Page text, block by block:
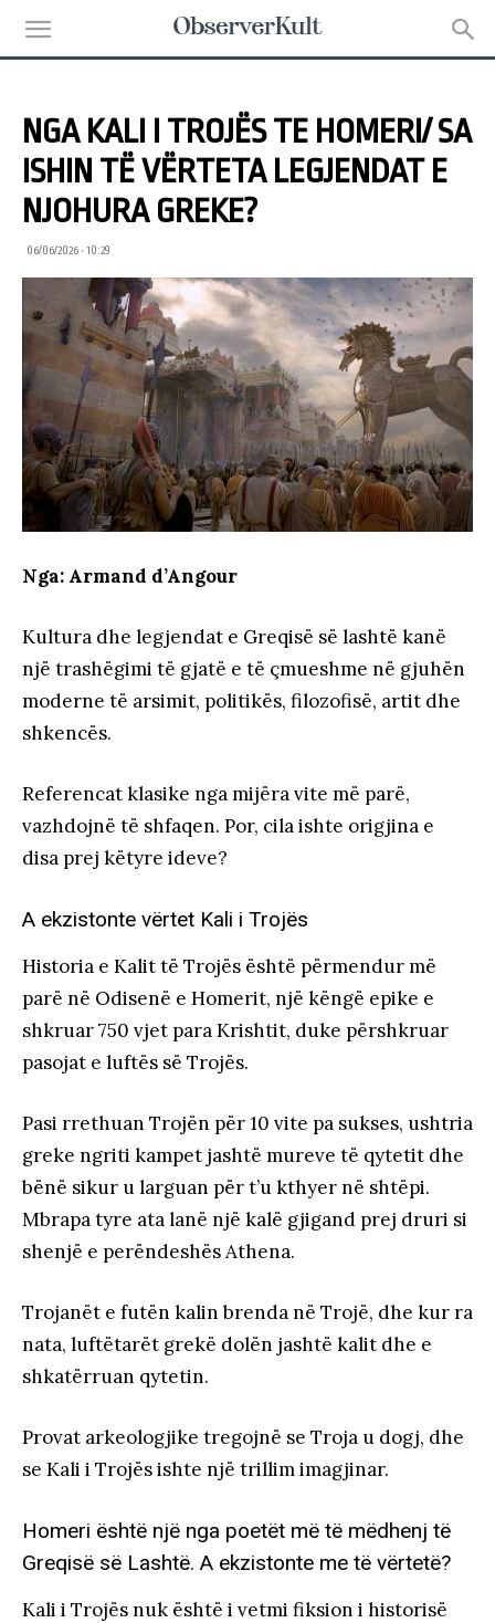
NGA KALI I TROJËS TE HOMERI/ SA
ISHIN TË VËRTETA LEGJENDAT E
NJOHURA GREKE?
06/06/2026 • 10:29
Nga: Armand d’Angour
Kultura dhe legjendat e Greqisë së lashtë kanë
një trashëgimi të gjatë e të çmueshme në gjuhën
moderne të arsimit, politikës, filozofisë, artit dhe
shkencës.
Referencat klasike nga mijëra vite më parë,
vazhdojnë të shfaqen. Por, cila ishte origjina e
disa prej këtyre ideve?
A ekzistonte vërtet Kali i Trojës
Historia e Kalit të Trojës është përmendur më
parë në Odisenë e Homerit, një këngë epike e
shkruar 750 vjet para Krishtit, duke përshkruar
pasojat e luftës së Trojës.
Pasi rrethuan Trojën për 10 vite pa sukses, ushtria
greke ngriti kampet jashtë mureve të qytetit dhe
bënë sikur u larguan për t’u kthyer në shtëpi.
Mbrapa tyre ata lanë një kalë gjigand prej druri si
shenjë e perëndeshës Athena.
Trojanët e futën kalin brenda në Trojë, dhe kur ra
nata, luftëtarët grekë dolën jashtë kalit dhe e
shkatërruan qytetin.
Provat arkeologjike tregojnë se Troja u dogj, dhe
se Kali i Trojës ishte një trillim imagjinar.
Homeri është një nga poetët më të mëdhenj të
Greqisë së Lashtë. A ekzistonte me të vërtetë?
Kali i Trojës nuk është i vetmi fiksion i historisë